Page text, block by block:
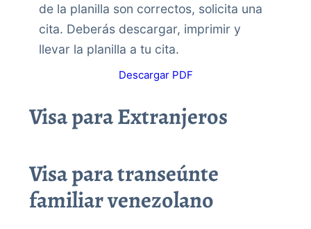
de la planilla son correctos, solicita una
cita. Deberás descargar, imprimir y
llevar la planilla a tu cita.
Descargar PDF
Visa para Extranjeros
Visa para transeúnte
familiar venezolano